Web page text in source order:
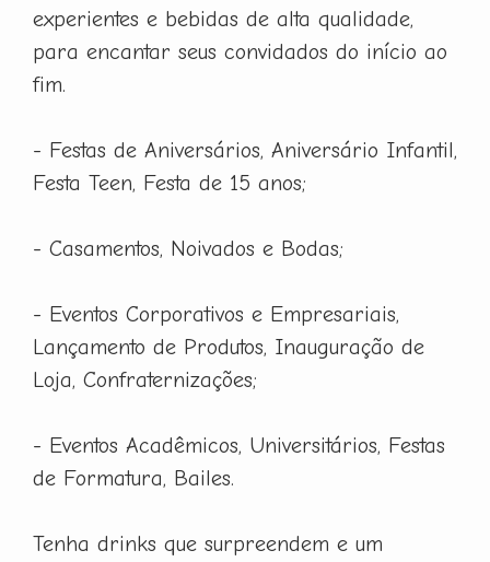
experientes e bebidas de alta qualidade,
para encantar seus convidados do início ao
fim.
- Festas de Aniversários, Aniversário Infantil,
Festa Teen, Festa de 15 anos;
- Casamentos, Noivados e Bodas;
- Eventos Corporativos e Empresariais,
Lançamento de Produtos, Inauguração de
Loja, Confraternizações;
- Eventos Acadêmicos, Universitários, Festas
de Formatura, Bailes.
Tenha drinks que surpreendem e um